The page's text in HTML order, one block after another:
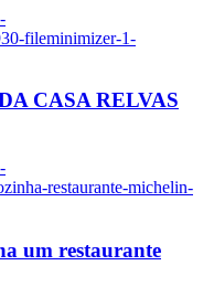
fileminimizer-1-
CASA RELVAS
restaurante-michelin-
um restaurante